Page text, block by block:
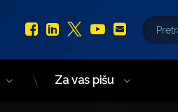
Facebook
LinkedIn
X.com
YouTube
E-mail
Pretraži:
Za vas pišu